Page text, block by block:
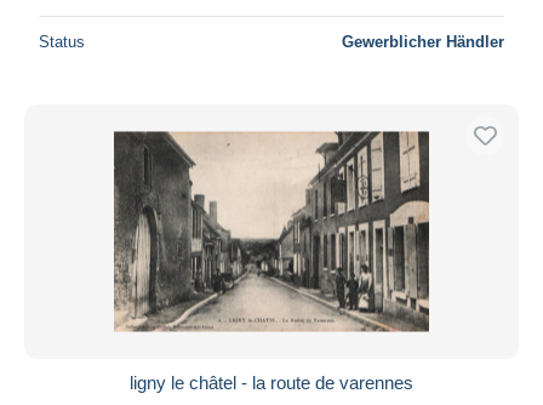
Status Gewerblicher Händler
ligny le châtel - la route de varennes